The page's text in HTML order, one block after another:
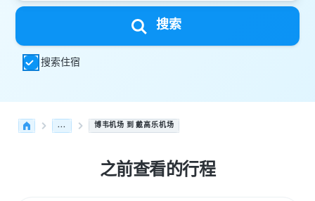
搜索
搜索住宿
... 博韦机场 到 戴高乐机场
之前查看的行程